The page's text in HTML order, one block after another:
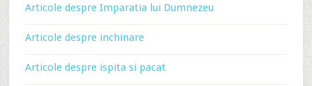
Articole despre Imparatia lui Dumnezeu
Articole despre inchinare
Articole despre ispita si pacat